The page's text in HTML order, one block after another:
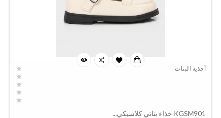
أحذية البنات
KGSM901 حذاء بناتي كلاسيكي...